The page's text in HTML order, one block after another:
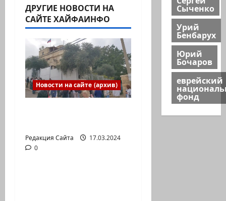
ДРУГИЕ НОВОСТИ НА
САЙТЕ ХАЙФАИНФО
Новости на сайте (архив)
Редакция Сайта
17.03.2024
0Новости на сайте (архив)
Сыченко
Урий
Бенбарух
Юрий
Бочаров
еврейский
фонд